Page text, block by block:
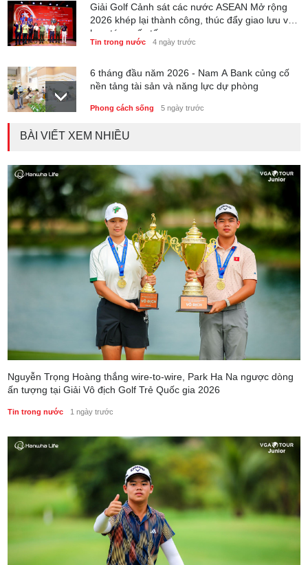
Giải Golf Cảnh sát các nước ASEAN Mở rộng
2026 khép lại thành công, thúc đẩy giao lưu và
hợp tác quốc tế
Tin trong nước 4 ngày trước
6 tháng đầu năm 2026 - Nam A Bank củng cố
nền tảng tài sản và năng lực dự phòng
Phong cách sống 5 ngày trước
Thành lập Trung tâm Giải mã lượng tử Quang
Phong cách sống 5 ngày trước
BÀI VIẾT XEM NHIỀU
Nguyễn Trọng Hoàng thắng wire-to-wire, Park Ha Na ngược dòng
ấn tượng tại Giải Vô địch Golf Trẻ Quốc gia 2026
Tin trong nước 1 ngày trước